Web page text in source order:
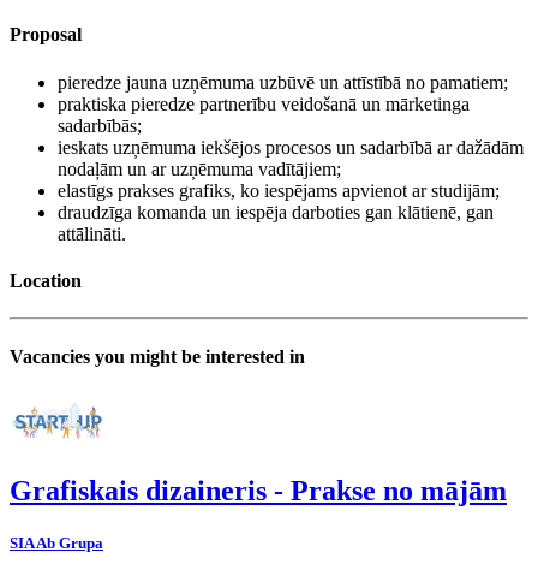
Proposal
pieredze jauna uzņēmuma uzbūvē un attīstībā no pamatiem;
praktiska pieredze partnerību veidošanā un mārketinga
sadarbībās;
ieskats uzņēmuma iekšējos procesos un sadarbībā ar dažādām
nodaļām un ar uzņēmuma vadītājiem;
elastīgs prakses grafiks, ko iespējams apvienot ar studijām;
draudzīga komanda un iespēja darboties gan klātienē, gan
attālināti.
Location
Vacancies you might be interested in
Grafiskais dizaineris - Prakse no mājām
SIA Ab Grupa